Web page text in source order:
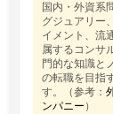
国内・外資系
グジュアリー
イメント、流
属するコンサ
門的な知識と
の転職を目指
す。（参考：
ンパニー ）